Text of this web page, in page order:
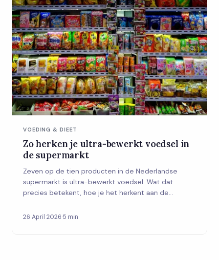
VOEDING & DIEET
Zo herken je ultra-bewerkt voedsel in
de supermarkt
Zeven op de tien producten in de Nederlandse
supermarkt is ultra-bewerkt voedsel. Wat dat
precies betekent, hoe je het herkent aan de
26 April 2026·5 min